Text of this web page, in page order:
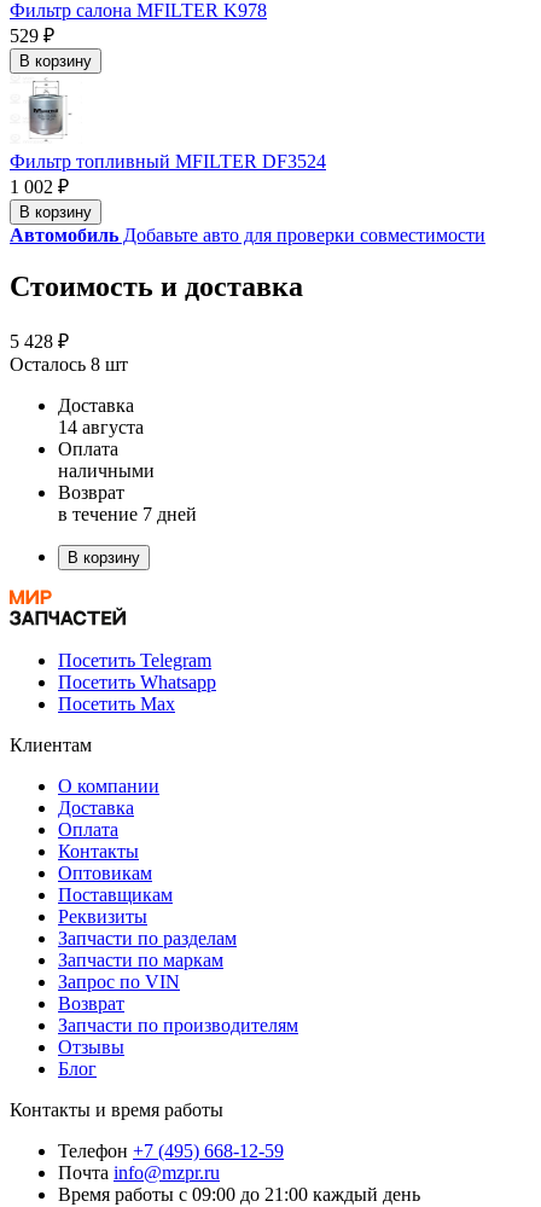
Фильтр салона MFILTER K978
529 ₽
В корзину
Фильтр топливный MFILTER DF3524
1 002 ₽
В корзину
Автомобиль Добавьте авто для проверки совместимости
Стоимость и доставка
5 428 ₽
Осталось 8 шт
Доставка
14 августа
Оплата
наличными
Возврат
в течение 7 дней
В корзину
Посетить Telegram
Посетить Whatsapp
Посетить Max
Клиентам
О компании
Доставка
Оплата
Контакты
Оптовикам
Поставщикам
Реквизиты
Запчасти по разделам
Запчасти по маркам
Запрос по VIN
Возврат
Запчасти по производителям
Отзывы
Блог
Контакты и время работы
Телефон +7 (495) 668-12-59
Почта info@mzpr.ru
Время работы с 09:00 до 21:00 каждый день